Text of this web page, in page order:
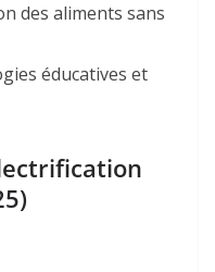
des aliments sans
éducatives et